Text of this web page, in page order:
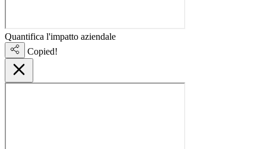
Quantifica l'impatto aziendale
Copied!